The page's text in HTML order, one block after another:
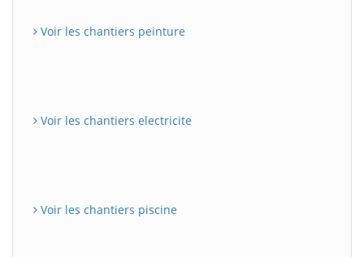
Voir les chantiers peinture
Voir les chantiers electricite
Voir les chantiers piscine